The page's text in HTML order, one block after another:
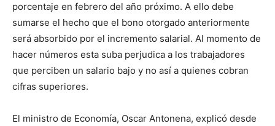
porcentaje en febrero del año próximo. A ello debe
sumarse el hecho que el bono otorgado anteriormente
será absorbido por el incremento salarial. Al momento de
hacer números esta suba perjudica a los trabajadores
que perciben un salario bajo y no así a quienes cobran
cifras superiores.
El ministro de Economía, Oscar Antonena, explicó desde